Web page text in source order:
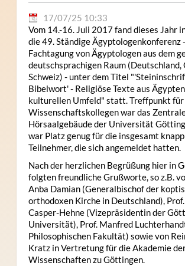
17/07/25 10:33
Vom 14.-16. Juli 2017 fand dieses Jahr
die 49. Ständige Ägyptologenkonferenz
Fachtagung von Ägyptologen aus dem
deutschsprachigen Raum
Schweiz) - unter dem Titel
Bibelwort' - Religiöse Texte aus
kulturellen Umfeld" statt. Treffpunkt für
Wissenschaftskollegen war das
Hörsaalgebäude der Universität
war Platz genug für die insgesamt
Teilnehmer, die sich angemeldet hatten.
Nach der herzlichen Begrüßung hier in
folgten freundliche Grußworte, so z.B.
Anba Damian (Generalbischof der
orthodoxen Kirche in Deutschland),
Casper-Hehne (Vizepräsidentin der
Universität), Prof. Manfred
Philosophischen Fakultät) sowie von
Kratz in Vertretung für die Akademie
Wissenschaften zu Göttingen.